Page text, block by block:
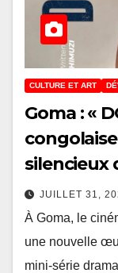
CULTURE ET ART
Goma : «
silencieux
JUILLET 31,
À Goma, le
une nouvelle
mini-série